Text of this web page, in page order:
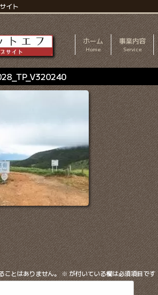
イト
ホーム
Home
事業内容
Service
ことはありません。※が付いている欄は必須項目です